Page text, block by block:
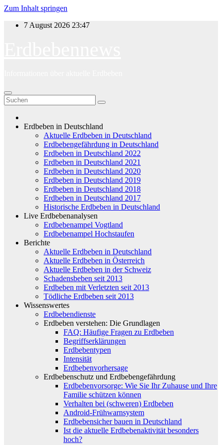
Zum Inhalt springen
7 August 2026 23:47
Erdbeben in Deutschland
Aktuelle Erdbeben in Deutschland
Erdbebengefährdung in Deutschland
Erdbeben in Deutschland 2022
Erdbeben in Deutschland 2021
Erdbeben in Deutschland 2020
Erdbeben in Deutschland 2019
Erdbeben in Deutschland 2018
Erdbeben in Deutschland 2017
Historische Erdbeben in Deutschland
Live Erdbebenanalysen
Erdbebenampel Vogtland
Erdbebenampel Hochstaufen
Berichte
Aktuelle Erdbeben in Deutschland
Aktuelle Erdbeben in Österreich
Aktuelle Erdbeben in der Schweiz
Schadensbeben seit 2013
Erdbeben mit Verletzten seit 2013
Tödliche Erdbeben seit 2013
Wissenswertes
Erdbebendienste
Erdbeben verstehen: Die Grundlagen
FAQ: Häufige Fragen zu Erdbeben
Begriffserklärungen
Erdbebentypen
Intensität
Erdbebenvorhersage
Erdbebenschutz und Erdbebengefährdung
Erdbebenvorsorge: Wie Sie Ihr Zuhause und Ihre
Familie schützen können
Verhalten bei (schweren) Erdbeben
Android-Frühwarnsystem
Erdbebensicher bauen in Deutschland
Ist die aktuelle Erdbebenaktivität besonders
hoch?